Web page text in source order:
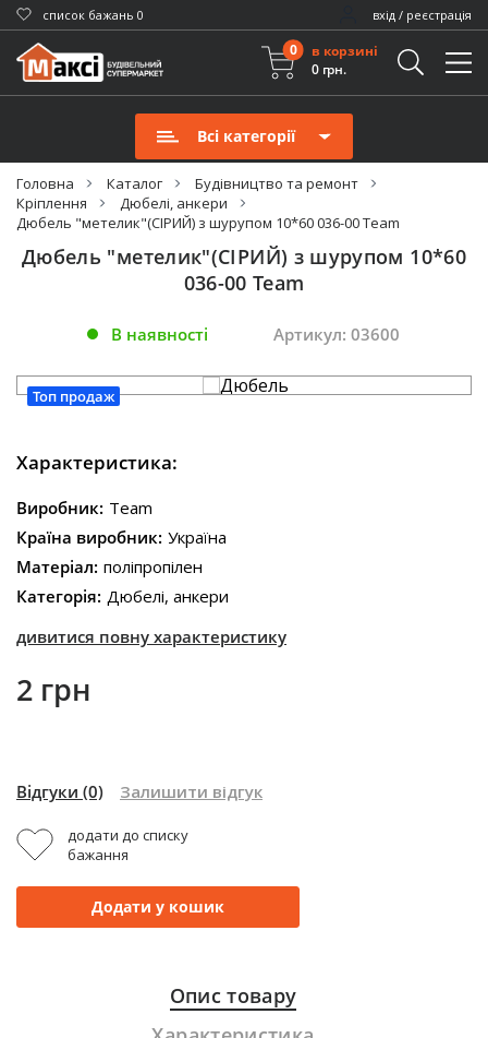
cписок бажань 0 вхід / реєстрація
0
в корзині
0 грн.
Всі категорії
Головна Каталог
Будівництво та ремонт
Кріплення
Дюбелі, анкери
Дюбель "метелик"(СІРИЙ) з шурупом 10*60 036-00 Team
Дюбель "метелик"(СІРИЙ) з шурупом 10*60
036-00 Team
В наявності Артикул: 03600
Топ продаж
Характеристика:
Виробник: Team
Країна виробник: Україна
Матеріал: поліпропілен
Категорія: Дюбелі, анкери
дивитися повну характеристику
2 грн
Відгуки (0) Залишити відгук
Додати у кошик
додати до списку
бажання
Опис товару